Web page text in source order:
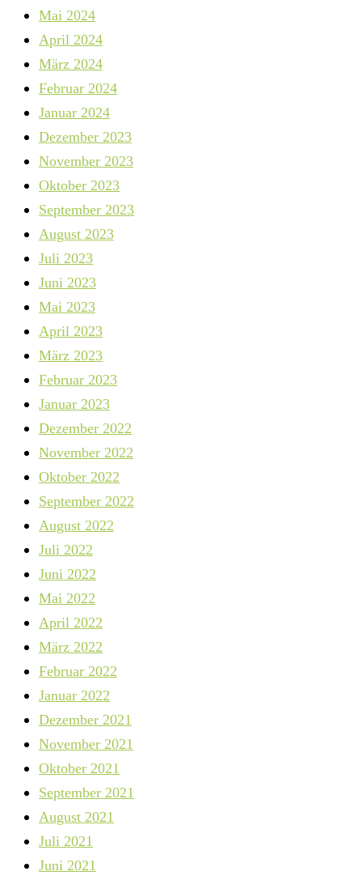
Mai 2024
April 2024
März 2024
Februar 2024
Januar 2024
Dezember 2023
November 2023
Oktober 2023
September 2023
August 2023
Juli 2023
Juni 2023
Mai 2023
April 2023
März 2023
Februar 2023
Januar 2023
Dezember 2022
November 2022
Oktober 2022
September 2022
August 2022
Juli 2022
Juni 2022
Mai 2022
April 2022
März 2022
Februar 2022
Januar 2022
Dezember 2021
November 2021
Oktober 2021
September 2021
August 2021
Juli 2021
Juni 2021